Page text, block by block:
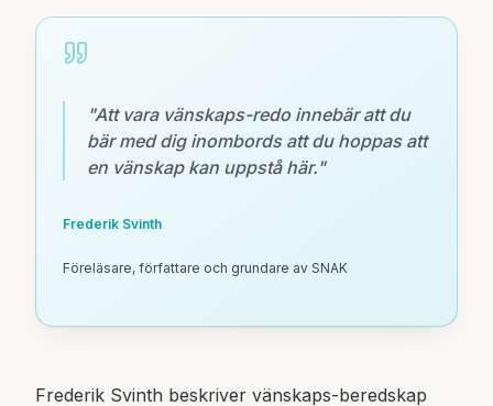
"Att vara vänskaps-redo innebär att du
bär med dig inombords att du hoppas att
en vänskap kan uppstå här."
Frederik Svinth
Föreläsare, författare och grundare av SNAK
Frederik Svinth beskriver vänskaps-beredskap